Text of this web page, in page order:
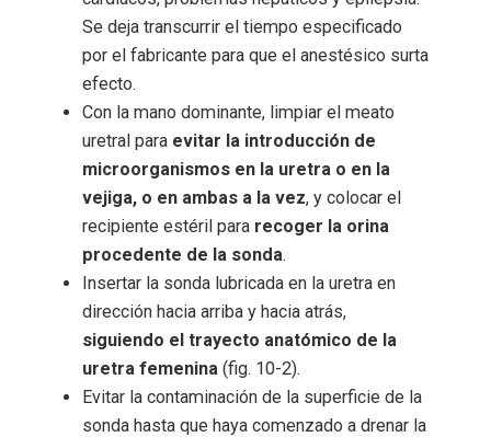
Se deja transcurrir el tiempo especificado
por el fabricante para que el anestésico surta
efecto.
Con la mano dominante, limpiar el meato
uretral para evitar la introducción de
microorganismos en la uretra o en la
vejiga, o en ambas a la vez, y colocar el
recipiente estéril para recoger la orina
procedente de la sonda.
Insertar la sonda lubricada en la uretra en
dirección hacia arriba y hacia atrás,
siguiendo el trayecto anatómico de la
uretra femenina (fig. 10-2).
Evitar la contaminación de la superficie de la
sonda hasta que haya comenzado a drenar la